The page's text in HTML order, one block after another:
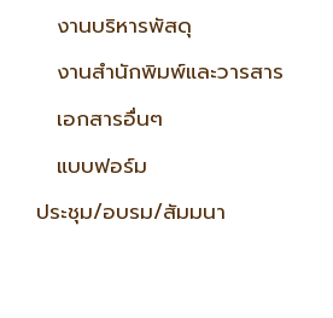
งานบริหารพัสดุ
งานสำนักพิมพ์และวารสาร
เอกสารอื่นๆ
แบบฟอร์ม
ประชุม/อบรม/สัมมนา